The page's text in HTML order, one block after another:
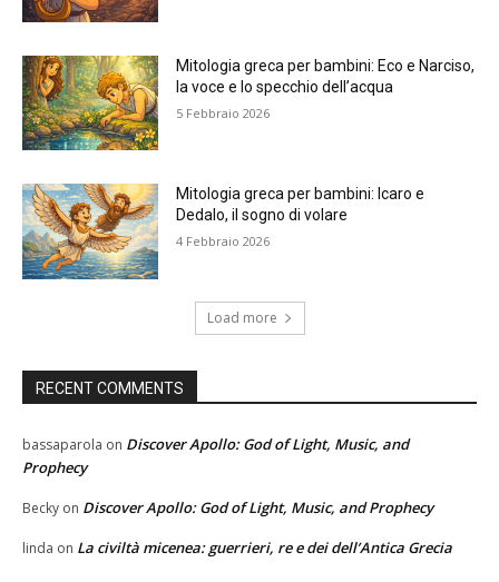
Mitologia greca per bambini: Eco e Narciso,
la voce e lo specchio dell’acqua
5 Febbraio 2026
Mitologia greca per bambini: Icaro e
Dedalo, il sogno di volare
4 Febbraio 2026
Load more
RECENT COMMENTS
bassaparola on Discover Apollo: God of Light, Music, and
Prophecy
Becky on Discover Apollo: God of Light, Music, and Prophecy
linda on La civiltà micenea: guerrieri, re e dei dell’Antica Grecia